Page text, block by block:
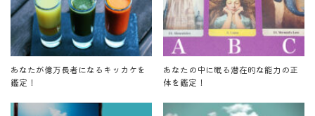
あなたが億万長者になるキッカケを
鑑定！
あなたの中に眠る潜在的な能力の正
体を鑑定！